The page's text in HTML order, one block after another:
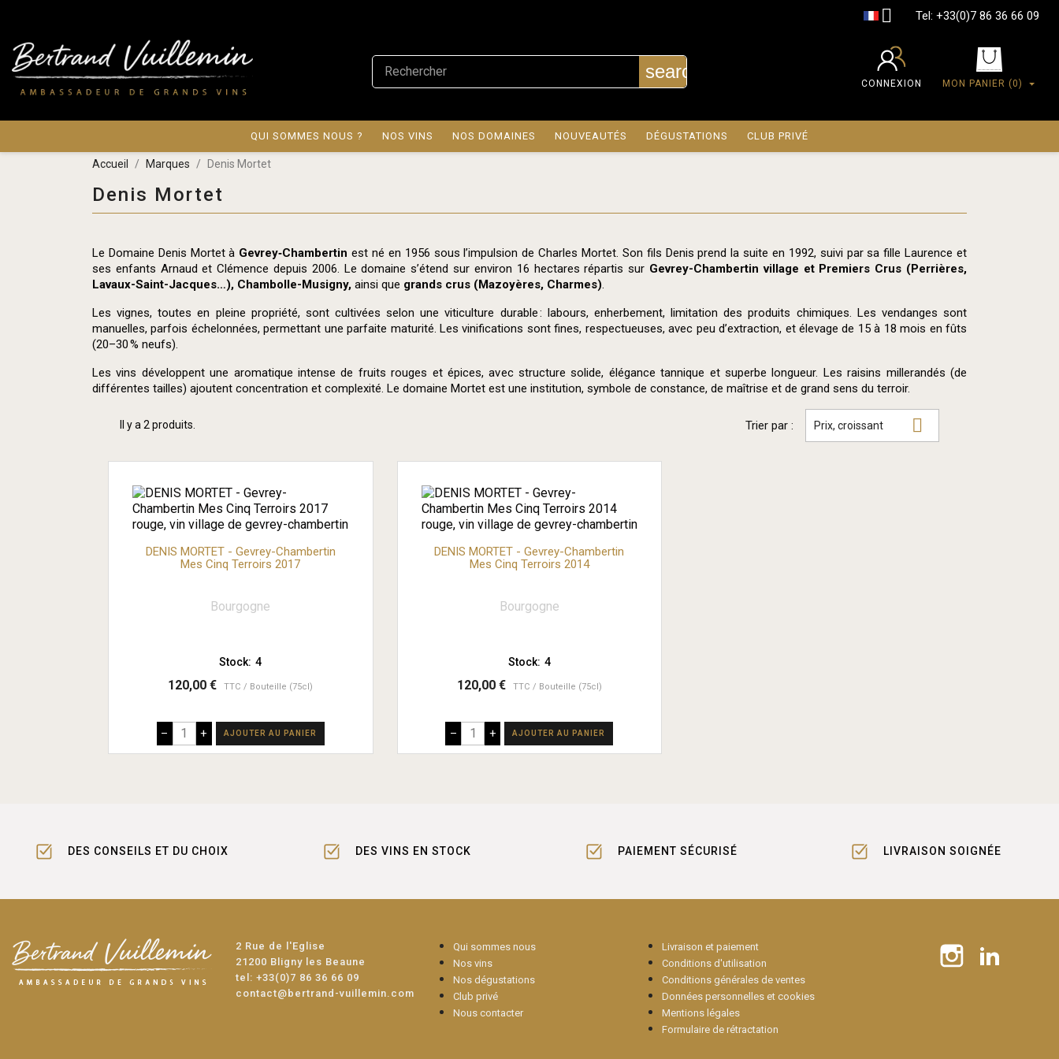
 Tel: +33(0)7 86 36 66 09
search
MON PANIER (0)
CONNEXION
QUI SOMMES NOUS ? NOS VINS NOS DOMAINES NOUVEAUTÉS DÉGUSTATIONS CLUB PRIVÉ
Accueil Marques Denis Mortet
Denis Mortet
Le Domaine Denis Mortet à Gevrey‑Chambertin est né en 1956 sous l’impulsion de Charles Mortet. Son fils Denis prend la suite en 1992, suivi par sa fille Laurence et
ses enfants Arnaud et Clémence depuis 2006. Le domaine s’étend sur environ 16 hectares répartis sur Gevrey-Chambertin village et Premiers Crus (Perrières,
Lavaux-Saint-Jacques…), Chambolle-Musigny, ainsi que grands crus (Ma­zoyères, Charmes).
Les vignes, toutes en pleine propriété, sont cultivées selon une viticulture durable : labours, enherbement, limitation des produits chimiques. Les vendanges sont
manuelles, parfois échelonnées, permettant une parfaite maturité. Les vinifications sont fines, respectueuses, avec peu d’extraction, et élevage de 15 à 18 mois en fûts
(20–30 % neufs).
Les vins développent une aromatique intense de fruits rouges et épices, avec structure solide, élégance tannique et superbe longueur. Les raisins millerandés (de
différentes tailles) ajoutent concentration et complexité. Le domaine Mortet est une institution, symbole de constance, de maîtrise et de grand sens du terroir.
Il y a 2 produits. Trier par : Prix, croissant 
DENIS MORTET - Gevrey-Chambertin
Mes Cinq Terroirs 2017
Bourgogne
Stock: 4
120,00 € TTC Bouteille (75cl)
– + AJOUTER AU PANIER
DENIS MORTET - Gevrey-Chambertin
Mes Cinq Terroirs 2014
Bourgogne
Stock: 4
120,00 € TTC Bouteille (75cl)
– + AJOUTER AU PANIER
DES CONSEILS ET DU CHOIX DES VINS EN STOCK PAIEMENT SÉCURISÉ LIVRAISON SOIGNÉE
2 Rue de l'Eglise
21200 Bligny les Beaune
tel: +33(0)7 86 36 66 09
contact@bertrand-vuillemin.com
Qui sommes nous
Nos vins
Nos dégustations
Club privé
Nous contacter
Livraison et paiement
Conditions d'utilisation
Conditions générales de ventes
Données personnelles et cookies
Mentions légales
Formulaire de rétractation